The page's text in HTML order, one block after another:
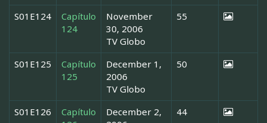
S01E124
Capítulo
124
November
30, 2006
TV Globo
55
S01E125
Capítulo
125
December 1,
2006
TV Globo
50
S01E126
Capítulo
December 2,
44